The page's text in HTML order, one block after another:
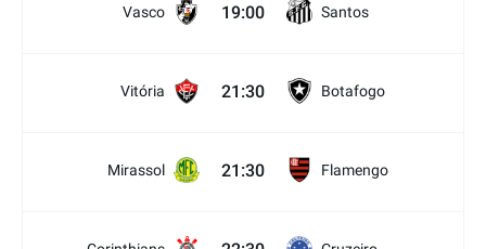
Vasco 19:00 Santos
Vitória 21:30 Botafogo
Mirassol 21:30 Flamengo